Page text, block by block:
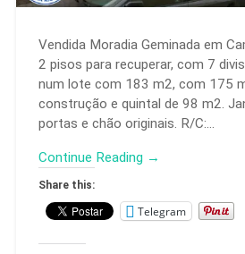
Vendida Moradia Geminada em
2 pisos para recuperar, com 7
num lote com 183 m2, com 175
construção e quintal de 98 m2.
portas e chão originais. R/C:…
Continue Reading →
Share this:
Telegram